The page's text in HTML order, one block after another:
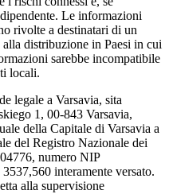
Le informazioni
rivolte a destinatari di un
alla distribuzione in Paesi in cui
sarebbe incompatibile
locali.
legale a Varsavia, sita
1, 00-843 Varsavia,
della Capitale di Varsavia a
del Registro Nazionale dei
numero NIP
interamente versato.
alla supervisione